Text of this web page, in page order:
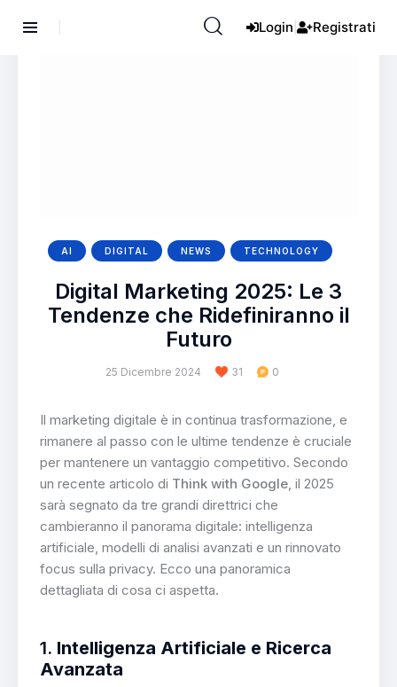
Login Registrati
AI DIGITAL NEWS TECHNOLOGY
Digital Marketing 2025: Le 3
Tendenze che Ridefiniranno il
Futuro
25 Dicembre 2024 31 0
Il marketing digitale è in continua trasformazione, e
rimanere al passo con le ultime tendenze è cruciale
per mantenere un vantaggio competitivo. Secondo
un recente articolo di Think with Google, il 2025
sarà segnato da tre grandi direttrici che
cambieranno il panorama digitale: intelligenza
artificiale, modelli di analisi avanzati e un rinnovato
focus sulla privacy. Ecco una panoramica
dettagliata di cosa ci aspetta.
1. Intelligenza Artificiale e Ricerca
Avanzata